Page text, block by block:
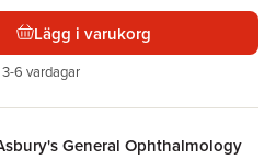
Lägg i varukorg
6 vardagar
General Ophthalmology